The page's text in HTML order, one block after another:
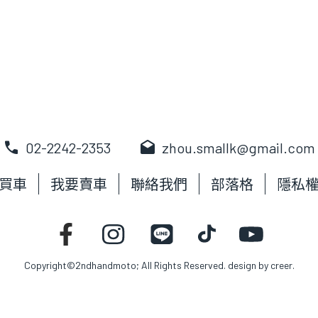
call 02-2242-2353 drafts zhou.smallk@gmail.com
車 我要賣車 聯絡我們 部落格 隱私
Copyright©2ndhandmoto; All Rights Reserved. design by creer.